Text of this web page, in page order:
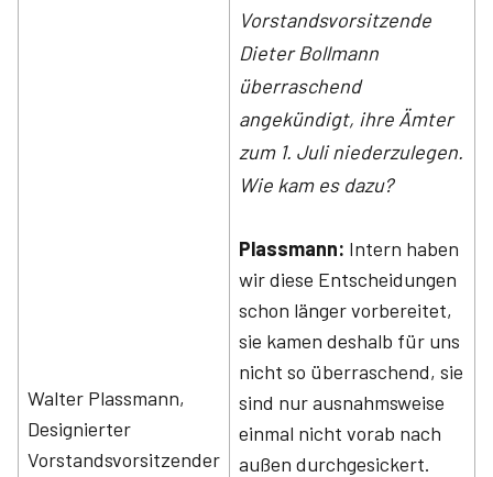
Walter Plassmann,
Designierter
Vorstandsvorsitzender
Vorstandsvorsitzende
Dieter Bollmann
überraschend
angekündigt, ihre Ämter
zum 1. Juli niederzulegen.
Wie kam es dazu?
Plassmann: Intern haben
wir diese Entscheidungen
schon länger vorbereitet,
sie kamen deshalb für uns
nicht so überraschend, sie
sind nur ausnahmsweise
einmal nicht vorab nach
außen durchgesickert.